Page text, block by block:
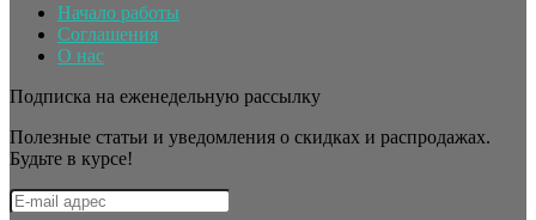
Начало работы
Соглашения
О нас
Подписка на еженедельную рассылку
Полезные статьи и уведомления о скидках и распродажах.
Будьте в курсе!